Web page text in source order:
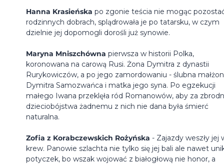
Hanna Krasieńska po zgonie teścia nie mogąc
rodzinnych dobrach, splądrowała je po tatarsku, w czym
dzielnie jej dopomogli dorośli już synowie.
Maryna Mniszchówna pierwsza w historii Polka,
koronowana na carową Rusi. Żona Dymitra z dynastii
Rurykowiczów, a po jego zamordowaniu - ślubna
Dymitra Samozwańca i matka jego syna. Po egzekucji
małego Iwana przeklęła ród Romanowów, aby za
dzieciobójstwa żadnemu z nich nie dana była śmierć
naturalna.
Zofia z Korabczewskich Rożyńska - Zajazdy weszły jej
krew. Panowie szlachta nie tylko się jej bali ale nawet
potyczek, bo wszak wojować z białogłową nie honor, a